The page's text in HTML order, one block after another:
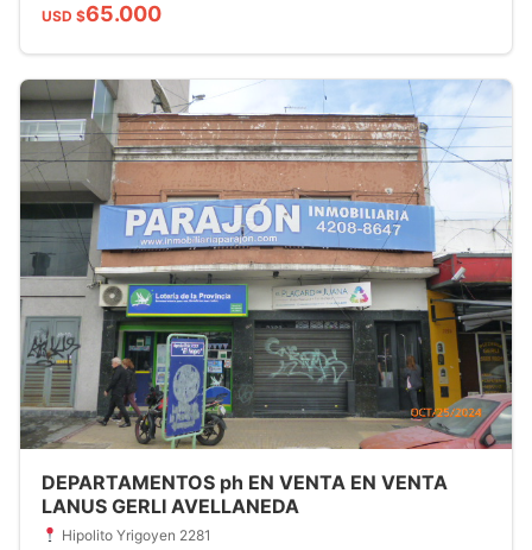
USD $65.000
DEPARTAMENTOS ph EN VENTA EN VENTA
LANUS GERLI AVELLANEDA
Hipolito Yrigoyen 2281